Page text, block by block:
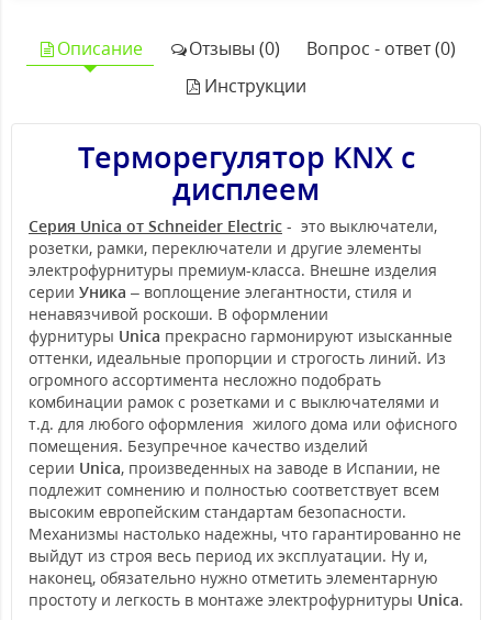
Описание Отзывы (0)
Вопрос - ответ (0)
Инструкции
Терморегулятор KNX с
дисплеем
Серия Unica от Schneider Electric - это выключатели,
розетки, рамки, переключатели и другие элементы
электрофурнитуры премиум-класса. Внешне изделия
серии Уника – воплощение элегантности, стиля и
ненавязчивой роскоши. В оформлении
фурнитуры Unica прекрасно гармонируют изысканные
оттенки, идеальные пропорции и строгость линий. Из
огромного ассортимента несложно подобрать
комбинации рамок с розетками и с выключателями и
т.д. для любого оформления жилого дома или офисного
помещения. Безупречное качество изделий
серии Unica, произведенных на заводе в Испании, не
подлежит сомнению и полностью соответствует всем
высоким европейским стандартам безопасности.
Механизмы настолько надежны, что гарантированно не
выйдут из строя весь период их эксплуатации. Ну и,
наконец, обязательно нужно отметить элементарную
простоту и легкость в монтаже электрофурнитуры Unica.